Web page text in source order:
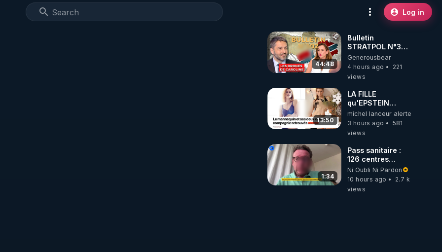
Log in
44:48
Bulletin
STRATPOL N°302.
Armée des
drones, MS-21 en
série, missiles
07.08.2026.
Generousbear
4 hours ago
221
views
13:50
LA FILLE
qu'EPSTEIN
VOULAIT CACHER
michel lanceur alerte
3 hours ago
581
views
1:34
Pass sanitaire :
126 centres
commerciaux
concernés par
l'obligation dans
Ni Oubli Ni Pardon
10 hours ago
2.7 k
views